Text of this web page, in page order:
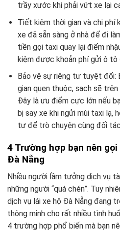
trầy xước khi phải vứt xe lại
Tiết kiệm thời gian và chi phí
xe đã sẵn sàng ở nhà để đi
tiền gọi taxi quay lại điểm
kiệm được khoản phí gửi ô tô
Bảo vệ sự riêng tư tuyệt đối:
gian quen thuộc, sạch sẽ
Đây là ưu điểm cực lớn nếu
bị say xe khi ngửi mùi taxi lạ,
tư để trò chuyện cùng đối
4 Trường hợp bạn nên
Đà Nẵng
Nhiều người lầm tưởng dịch vụ
những người “quá chén”. Tuy
dịch vụ lái xe hộ Đà Nẵng đang
thông minh cho rất nhiều tình
4 trường hợp phổ biến mà bạn